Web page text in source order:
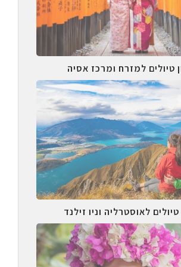
טיולים למזרח ומרכז אסיה
טיולים לאוסטרליה וניו זילנד